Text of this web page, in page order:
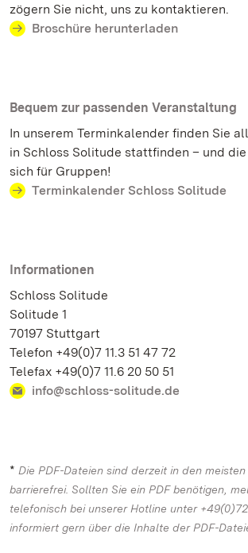
zögern Sie nicht, uns zu kontaktieren.
Broschüre herunterladen
Bequem zur passenden Veranstaltung
In unserem Terminkalender finden Sie
in Schloss Solitude stattfinden – und
sich für Gruppen!
Terminkalender Schloss Solitude
Informationen
Schloss Solitude
Solitude 1
70197 Stuttgart
Telefon +49(0)7 11.3 51 47 72
Telefax +49(0)7 11.6 20 50 51
info@schloss-solitude.de
* Die PDF-Dateien sind derzeit in den
barrierefrei. Sollten Sie ein PDF benötigen,
telefonisch bei unserer Hotline unter
informiert gern über die Inhalte der PDF-